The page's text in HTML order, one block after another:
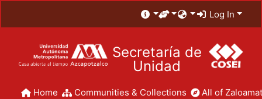
Log In
Secretaría de
Unidad
Home Communities & Collections All of